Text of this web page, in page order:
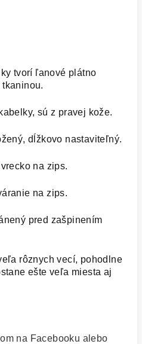
tvorí ľanové plátno
sú z pravej kože.
dĺžkovo nastaviteľný.
na zips.
na zips.
pred zašpinením
rôznych vecí, pohodlne
ešte veľa miesta aj
na Facebooku alebo